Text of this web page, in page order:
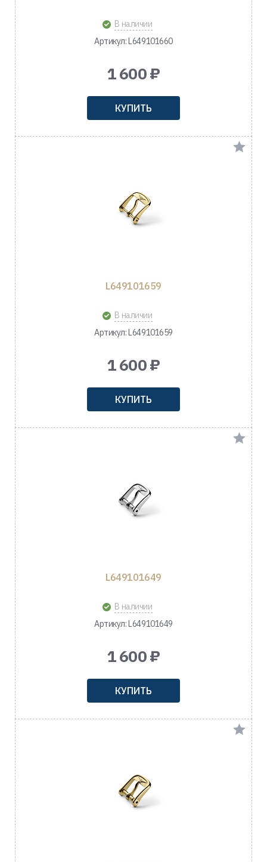
В наличии
Артикул: L649101660
1 600 ₽
КУПИТЬ
L649101659
В наличии
Артикул: L649101659
1 600 ₽
КУПИТЬ
L649101649
В наличии
Артикул: L649101649
1 600 ₽
КУПИТЬ